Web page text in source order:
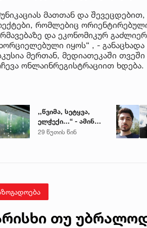
მათთან და
რომლებიც
და ეკონომიკურ
იყოს“ , -
მერთან, მედიათეკაში
ონლაინრეგისტრაციით ხდება.
,,წვიმა, სეტყვა,
ელჭექი…“ - ამინდი
უარესდება
29 წუთის წინ
თუ